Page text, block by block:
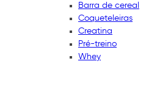
Barra de cereal
Coqueteleiras
Creatina
Pré-treino
Whey